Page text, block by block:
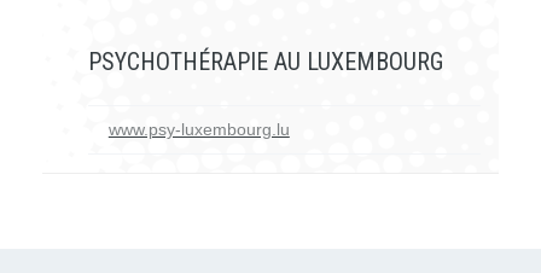
PSYCHOTHÉRAPIE AU LUXEMBOURG
www.psy-luxembourg.lu